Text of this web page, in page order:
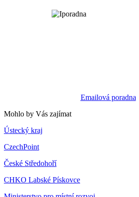
Emailová poradna
Mohlo by Vás zajímat
Ústecký kraj
CzechPoint
České Středohoří
CHKO Labské Pískovce